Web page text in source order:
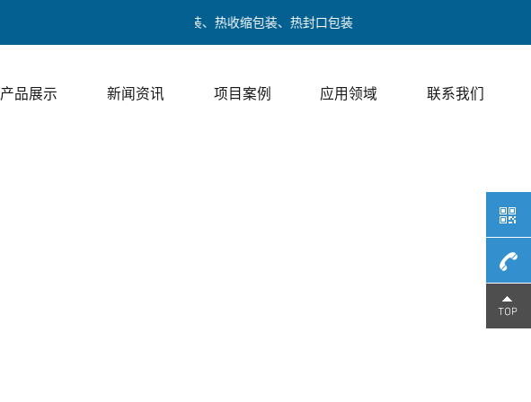
上走膜包装、下走膜包装、热收缩包装、热封口包装
产品展示 新闻资讯 项目案例 应用领域 联系我们